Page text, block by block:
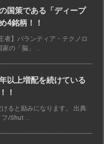
国策である「ディープ
4銘柄！！
者】パランティア・テクノロ
の「脳」 ...
以上増配を続けている
！
ると励みになります。 出典:
/Shut ...